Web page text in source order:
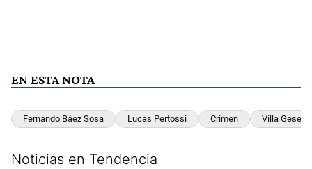
EN ESTA NOTA
Fernando Báez Sosa Lucas Pertossi Crimen Villa Gesell
Noticias en Tendencia